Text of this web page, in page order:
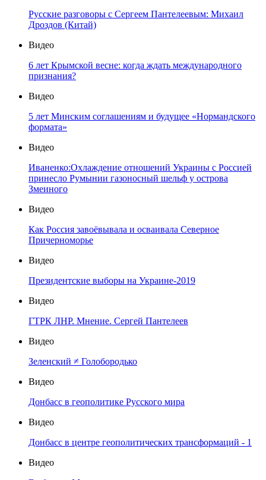
Русские разговоры с Сергеем Пантелеевым: Михаил
Дроздов (Китай)
Видео
6 лет Крымской весне: когда ждать международного
признания?
Видео
5 лет Минским соглашениям и будущее «Нормандского
формата»
Видео
Иваненко:Охлаждение отношений Украины с Россией
принесло Румынии газоносный шельф у острова
Змеиного
Видео
Как Россия завоёвывала и осваивала Северное
Причерноморье
Видео
Президентские выборы на Украине-2019
Видео
ГТРК ЛНР. Мнение. Сергей Пантелеев
Видео
Зеленский ≠ Голобородько
Видео
Донбасс в геополитике Русского мира
Видео
Донбасс в центре геополитических трансформаций - 1
Видео